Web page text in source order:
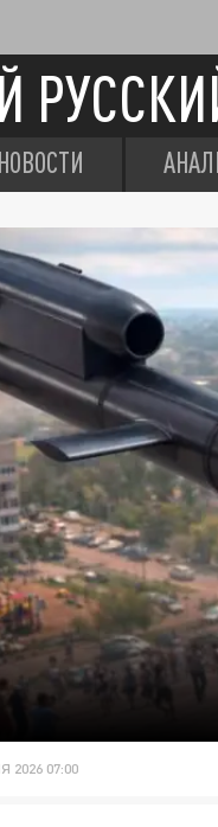
НОВОСТИ
2026 07:00